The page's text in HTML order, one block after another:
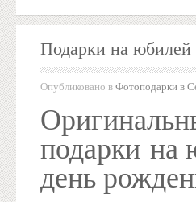
Подарки на юбилей
Опубликовано вФотоподарки в
подарки на
день